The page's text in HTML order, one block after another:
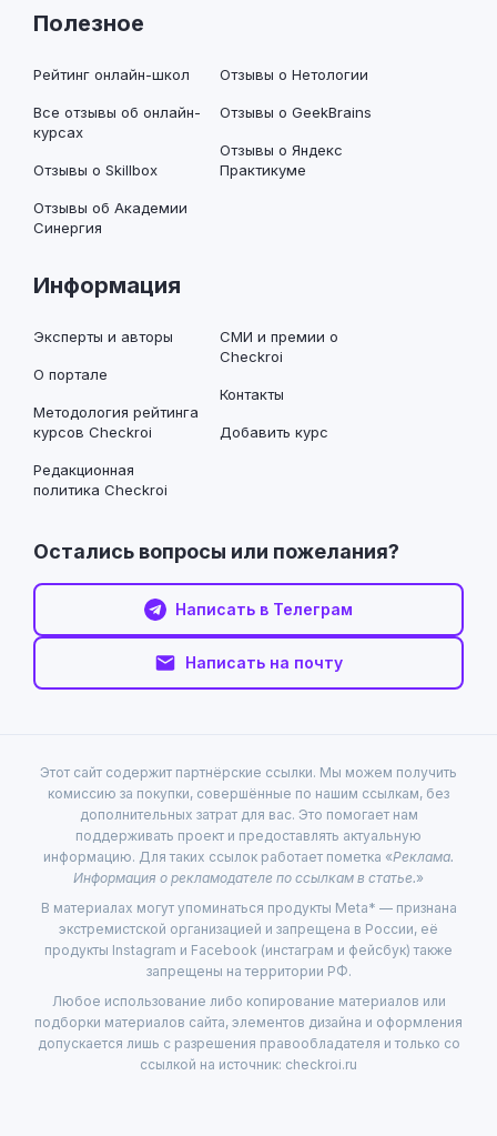
Полезное
Рейтинг онлайн-школ
Все отзывы об онлайн-
курсах
Отзывы о Skillbox
Отзывы об Академии
Синергия
Отзывы о Нетологии
Отзывы о GeekBrains
Отзывы о Яндекс
Практикуме
Информация
Эксперты и авторы
О портале
Методология рейтинга
курсов Checkroi
Редакционная
политика Checkroi
СМИ и премии о
Checkroi
Контакты
Добавить курс
Остались вопросы или пожелания?
Написать в Телеграм
Написать на почту
Этот сайт содержит партнёрские ссылки. Мы можем получить
комиссию за покупки, совершённые по нашим ссылкам, без
дополнительных затрат для вас. Это помогает нам
поддерживать проект и предоставлять актуальную
информацию. Для таких ссылок работает пометка «Реклама.
Информация о рекламодателе по ссылкам в статье.»
В материалах могут упоминаться продукты Meta* — признана
экстремистской организацией и запрещена в России, её
продукты Instagram и Facebook (инстаграм и фейсбук) также
запрещены на территории РФ.
Любое использование либо копирование материалов или
подборки материалов сайта, элементов дизайна и оформления
допускается лишь с разрешения правообладателя и только со
ссылкой на источник: checkroi.ru